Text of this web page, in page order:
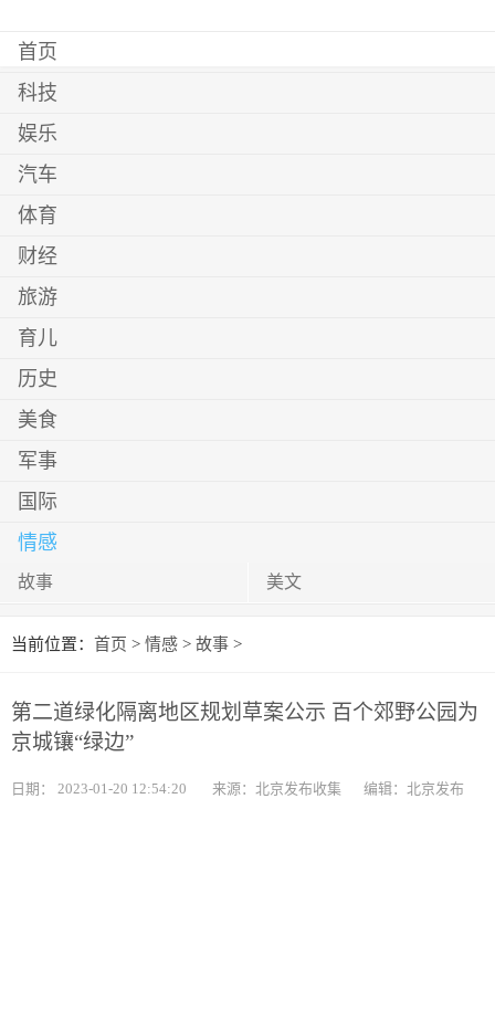
首页
科技
娱乐
汽车
体育
财经
旅游
育儿
历史
美食
军事
国际
情感
故事 美文
当前位置： 首页 > 情感 > 故事 >
第二道绿化隔离地区规划草案公示 百个郊野公园为
京城镶“绿边”
日期： 2023-01-20 12:54:20 来源：北京发布收集 编辑：北京发布